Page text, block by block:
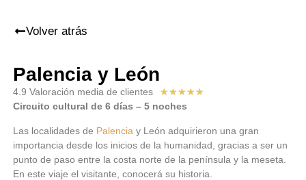
Volver atrás
Palencia y León
4.9 Valoración media de clientes ★★★★★
Circuito cultural de 6 días – 5 noches
Las localidades de Palencia y León adquirieron una gran
importancia desde los inicios de la humanidad, gracias a ser un
punto de paso entre la costa norte de la península y la meseta.
En este viaje el visitante, conocerá su historia.